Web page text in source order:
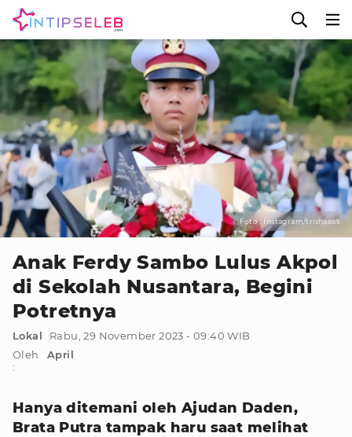
Foto : Instagram/trishaeas
Anak Ferdy Sambo Lulus Akpol
di Sekolah Nusantara, Begini
Potretnya
Lokal
Rabu, 29 November 2023 - 09:40 WIB
Oleh
:
April
Hanya ditemani oleh Ajudan Daden,
Brata Putra tampak haru saat melihat